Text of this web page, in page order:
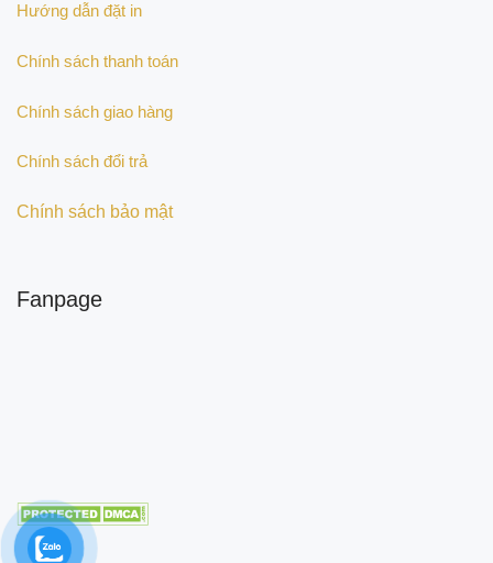
Hướng dẫn đặt in
Chính sách thanh toán
Chính sách giao hàng
Chính sách đổi trả
Chính sách bảo mật
Fanpage